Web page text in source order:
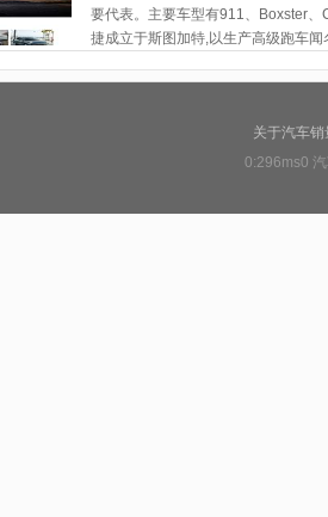
要代表。主要车型有911、Boxster
捷成立于斯图加特,以生产高级跑车
关于汽车
0:296ms0